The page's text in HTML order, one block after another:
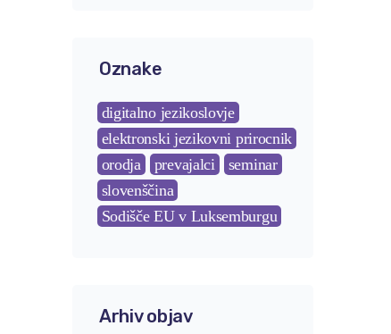
Oznake
digitalno jezikoslovje
elektronski jezikovni prirocnik
orodja
prevajalci
seminar
slovenščina
Sodišče EU v Luksemburgu
Arhiv objav